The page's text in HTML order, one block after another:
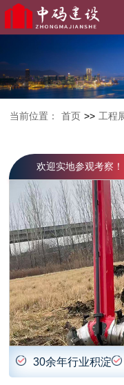
当前位置： 首页 >> 工程
欢迎实地参观考察！
30余年行业积淀